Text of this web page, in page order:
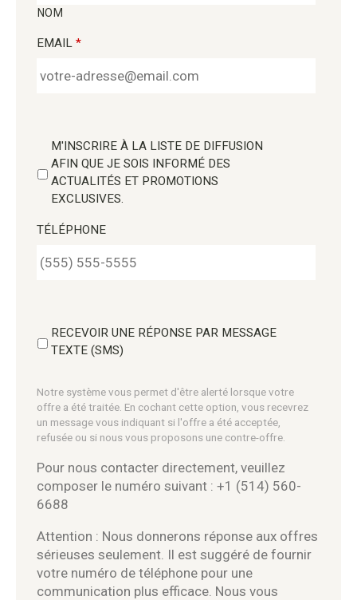
NOM
EMAIL *
M'INSCRIRE À LA LISTE DE DIFFUSION
AFIN QUE JE SOIS INFORMÉ DES
ACTUALITÉS ET PROMOTIONS
EXCLUSIVES.
TÉLÉPHONE
RECEVOIR UNE RÉPONSE PAR MESSAGE
TEXTE (SMS)
Notre système vous permet d'être alerté lorsque votre
offre a été traitée. En cochant cette option, vous recevrez
un message vous indiquant si l'offre a été acceptée,
refusée ou si nous vous proposons une contre-offre.
Pour nous contacter directement, veuillez
composer le numéro suivant : +1 (514) 560-
6688
Attention : Nous donnerons réponse aux offres
sérieuses seulement. Il est suggéré de fournir
votre numéro de téléphone pour une
communication plus efficace. Nous vous